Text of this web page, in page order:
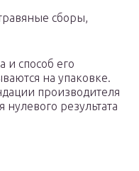
сборы,
и способ его
на упаковке.
производителя
нулевого результата